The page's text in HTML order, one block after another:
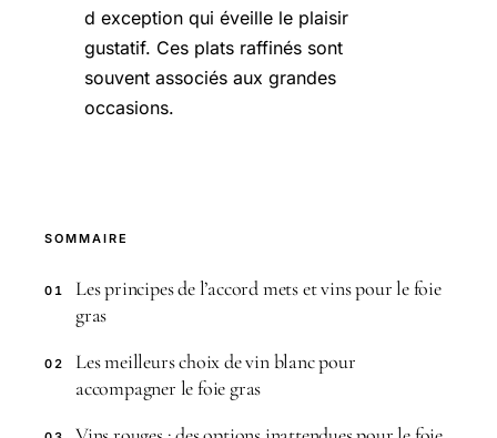
d exception qui éveille le plaisir
gustatif. Ces plats raffinés sont
souvent associés aux grandes
occasions.
SOMMAIRE
01
Les principes de l’accord mets et vins pour le foie
gras
02
Les meilleurs choix de vin blanc pour
accompagner le foie gras